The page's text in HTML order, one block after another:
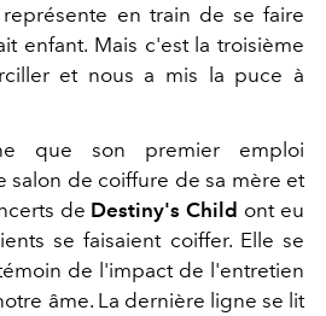
en train de se faire
enfant. Mais c'est la troisième
et nous a mis la puce à
que son premier emploi
salon de coiffure de sa mère et
de Destiny's Child ont eu
se faisaient coiffer. Elle se
de l'impact de l'entretien
âme. La dernière ligne se lit